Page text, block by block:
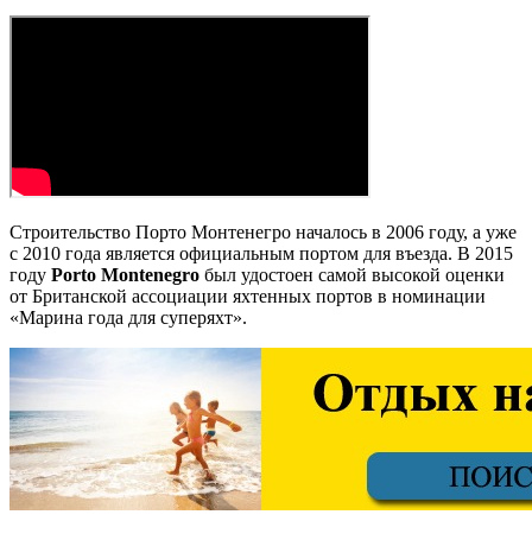
Строительство Порто Монтенегро началось в 2006 году, а уже
с 2010 года является официальным портом для въезда. В 2015
году Porto Montenegro был удостоен самой высокой оценки
от Британской ассоциации яхтенных портов в номинации
«Марина года для суперяхт».